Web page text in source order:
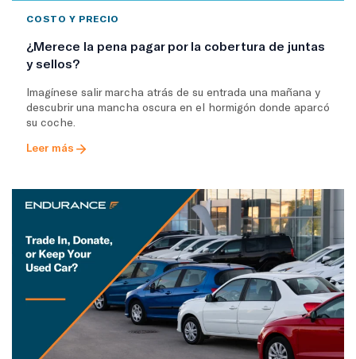
COSTO Y PRECIO
¿Merece la pena pagar por la cobertura de juntas
y sellos?
Imagínese salir marcha atrás de su entrada una mañana y
descubrir una mancha oscura en el hormigón donde aparcó
su coche.
Leer más